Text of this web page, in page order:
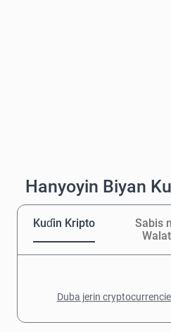
Hanyoyin Biyan
Kuɗin Kripto
Sabis
Walat
Duba jerin